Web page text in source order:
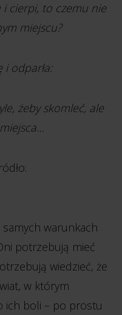
i cierpi, to czemu nie
miejscu?
i odparła:
żeby skomleć, ale
warunkach
potrzebują mieć
wiedzieć, że
w którym
ich boli – po prostu